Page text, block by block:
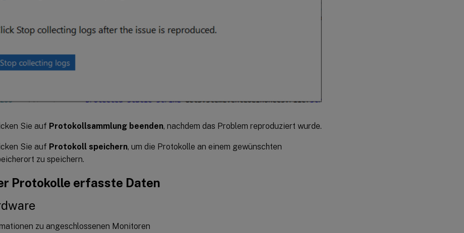
Sie auf Protokollsammlung beenden, nachdem das Problem reproduziert wurde.
Sie auf Protokoll speichern, um die Protokolle an einem gewünschten
zu speichern.
Protokolle erfasste Daten
zu angeschlossenen Monitoren